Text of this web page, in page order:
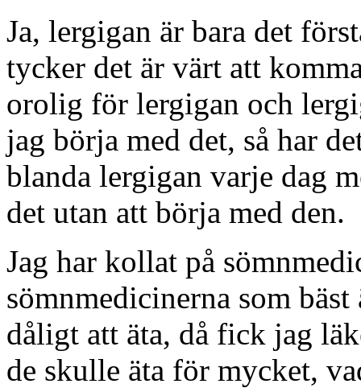
Ja, lergigan är bara det
tycker det är värt att
orolig för lergigan och
jag börja med det, så har
blanda lergigan varje dag
det utan att börja med den.
Jag har kollat på
sömnmedicinerna som
dåligt att äta, då fick jag
de skulle äta för mycket,